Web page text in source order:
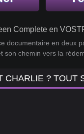
Complete en
documentaire en deux
son chemin vers la
? TOUT